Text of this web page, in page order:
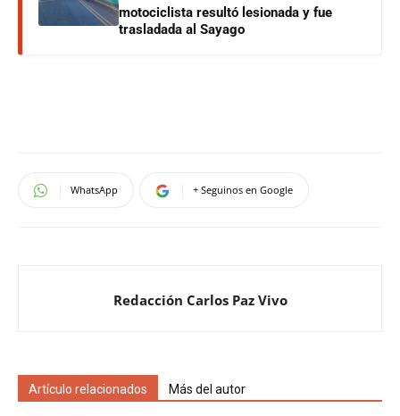
motociclista resultó lesionada y fue
trasladada al Sayago
WhatsApp + Seguinos en Google
Redacción Carlos Paz Vivo
Artículo relacionados Más del autor